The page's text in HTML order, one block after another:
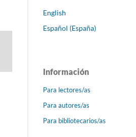
English
Español (España)
Información
Para lectores/as
Para autores/as
Para bibliotecarios/as